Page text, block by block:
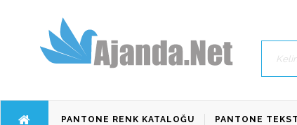
PANTONE RENK KATALOĞU PANTONE